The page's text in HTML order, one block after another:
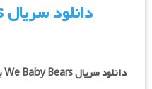
دانلود سریال We Baby Bears
دانلود سریال We Baby Bears با لینک مستقیم